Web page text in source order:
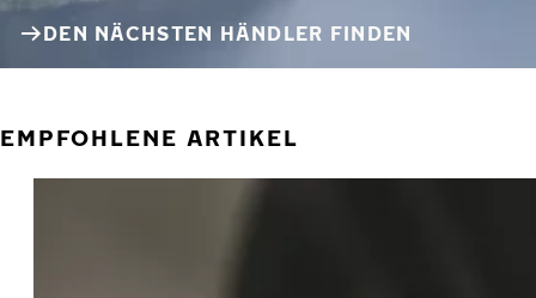
DEN NÄCHSTEN HÄNDLER FINDEN
EMPFOHLENE ARTIKEL